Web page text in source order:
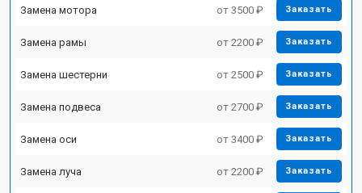
Замена мотора от 3500 ₽ Заказать
Замена рамы от 2200 ₽ Заказать
Замена шестерни от 2500 ₽ Заказать
Замена подвеса от 2700 ₽ Заказать
Замена оси от 3400 ₽ Заказать
Замена луча от 2200 ₽ Заказать